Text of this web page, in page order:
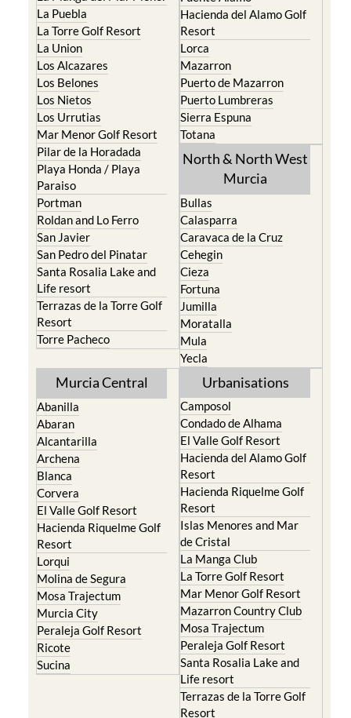
Los Urrutias
Mar Menor Golf Resort
Pilar de la Horadada
Playa Honda / Playa
Paraiso
Portman
Roldan and Lo Ferro
San Javier
San Pedro del Pinatar
Santa Rosalia Lake and
Life resort
Terrazas de la Torre Golf
Resort
Torre Pacheco
Sierra Espuna
Totana
North & North West
Murcia
Bullas
Calasparra
Caravaca de la Cruz
Cehegin
Cieza
Jumilla
Moratalla
Mula
Yecla
Murcia Central
Abanilla
Abaran
Alcantarilla
Archena
Blanca
Corvera
El Valle Golf Resort
Hacienda Riquelme Golf
Resort
Lorqui
Molina de Segura
Mosa Trajectum
Murcia City
Peraleja Golf Resort
Ricote
Sucina
Urbanisations
Camposol
Condado de Alhama
El Valle Golf Resort
Hacienda del Alamo Golf
Resort
Hacienda Riquelme Golf
Resort
Islas Menores and Mar
de Cristal
La Manga Club
La Torre Golf Resort
Mar Menor Golf Resort
Mazarron Country Club
Mosa Trajectum
Peraleja Golf Resort
Santa Rosalia Lake and
Life resort
Terrazas de la Torre Golf
Resort
La Zenia
Lomas de Cabo Roig
Important Topics: